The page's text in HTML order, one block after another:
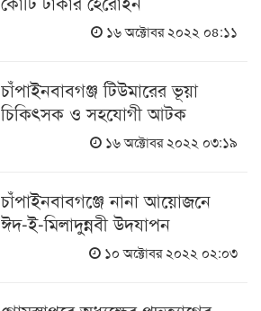
১৬ অক্টোবর ২০২২ ০৪:১১
চাঁপাইনবাবগঞ্জ টিউমারের ভূয়া
চিকিৎসক ও সহযোগী আটক
১৬ অক্টোবর ২০২২ ০৩:১৯
চাঁপাইনবাবগঞ্জে নানা আয়োজনে
ঈদ-ই-মিলাদুন্নবী উদযাপন
১০ অক্টোবর ২০২২ ০২:০৩